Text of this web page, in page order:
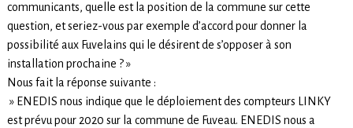
communicants, quelle est la position de la commune sur cette
question, et seriez-vous par exemple d’accord pour donner la
possibilité aux Fuvelains qui le désirent de s’opposer à son
installation prochaine ? »
Nous fait la réponse suivante :
» ENEDIS nous indique que le déploiement des compteurs LINKY
est prévu pour 2020 sur la commune de Fuveau. ENEDIS nous a